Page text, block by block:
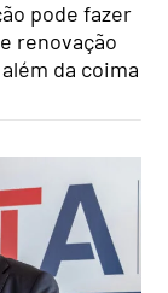
pode fazer
renovação
da coima